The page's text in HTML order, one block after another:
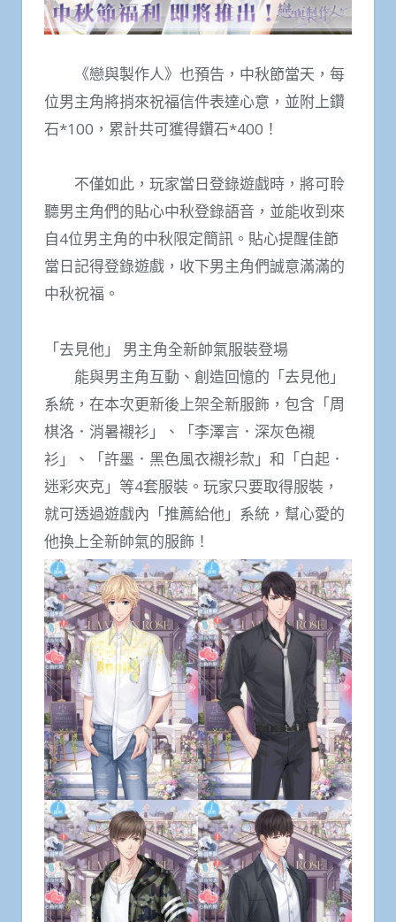
《戀與製作人》也預告，中秋節當天，每
位男主角將捎來祝福信件表達心意，並附上鑽
石*100，累計共可獲得鑽石*400！
不僅如此，玩家當日登錄遊戲時，將可聆
聽男主角們的貼心中秋登錄語音，並能收到來
自4位男主角的中秋限定簡訊。貼心提醒佳節
當日記得登錄遊戲，收下男主角們誠意滿滿的
中秋祝福。
「去見他」 男主角全新帥氣服裝登場
能與男主角互動、創造回憶的「去見他」
系統，在本次更新後上架全新服飾，包含「周
棋洛．消暑襯衫」、「李澤言．深灰色襯
衫」、「許墨．黑色風衣襯衫款」和「白起．
迷彩夾克」等4套服裝。玩家只要取得服裝，
就可透過遊戲內「推薦給他」系統，幫心愛的
他換上全新帥氣的服飾！